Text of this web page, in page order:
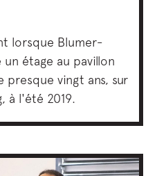
lorsque Blumer-
étage au pavillon
presque vingt ans, sur
à l'été 2019.